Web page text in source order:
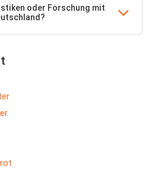
oder Forschung mit